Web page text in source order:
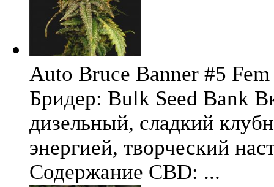
Auto Bruce Banner #5
Бридер: Bulk Seed Bank
дизельный, сладкий
энергией, творческий
Содержание CBD: ...